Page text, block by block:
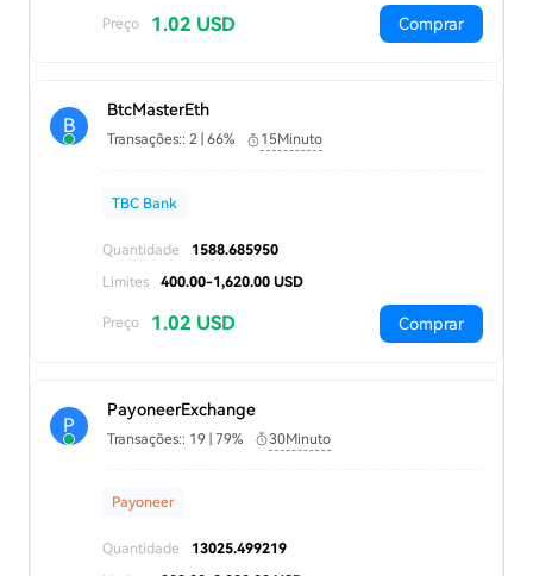
Preço 1.02 USD Comprar
B
BtcMasterEth
Transações:: 2 | 66% 15Minuto
TBC Bank
Quantidade
1588.685950
Limites
400.00-1,620.00 USD
Preço 1.02 USD Comprar
P
PayoneerExchange
Transações:: 19 | 79% 30Minuto
Payoneer
Quantidade
13025.499219